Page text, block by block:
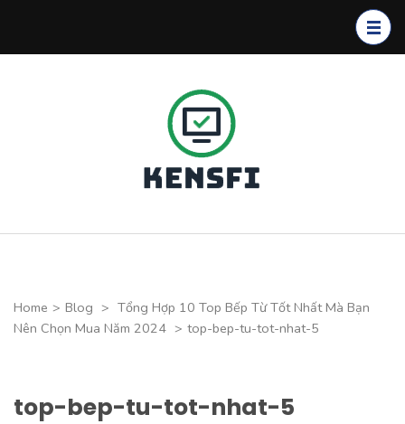
Home > Blog > Tổng Hợp 10 Top Bếp Từ Tốt Nhất Mà Bạn
Nên Chọn Mua Năm 2024 > top-bep-tu-tot-nhat-5
top-bep-tu-tot-nhat-5